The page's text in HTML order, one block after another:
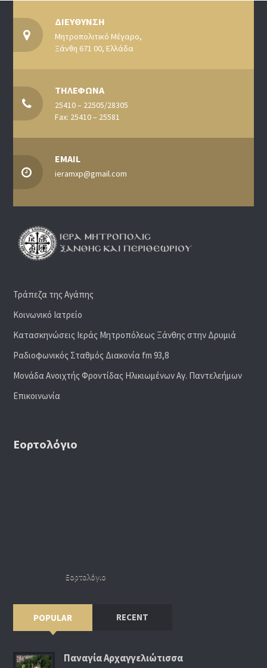
ΔΙΕΥΘΥΝΣΗ
Μητροπολιτικό Μέγαρο,
Ξάνθη 671 00, Ελλάδα
ΤΗΛΕΦΩΝΑ
25410 – 22505/28305
Fax: 25410 – 25581
EMAIL
ieramxp@gmail.com
Τράπεζα της Αγάπης
Κοινωνικό Ιατρείο
Κατασκηνώσεις Ιεράς Μητροπόλεως Ξάνθης στην Δρυμιά
Ραδιoφωνικός Σταθμός Διακονία fm 93,8
Μονάδα Ανοιχτής Φροντίδας Ηλικιωμένων Αγ. Παντελεήμων
Επικοινωνία
Εορτολόγιο
Εορτολόγιο
POPULAR RECENT
Παναγία Αρχαγγελιώτισσα